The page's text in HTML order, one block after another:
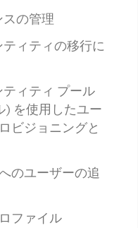
スの管理
ティティの移行に
ティティ プール
) を使用したユー
ビジョニングと
のユーザーの追
ファイル